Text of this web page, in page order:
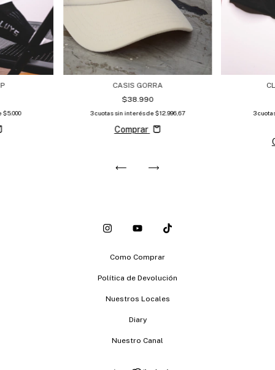
$5.000
CASIS GORRA
$38.990
3cuotas sin interés de$12.996,67
Comprar
3
Como Comprar
Política de Devolución
Nuestros Locales
Diary
Nuestro Canal